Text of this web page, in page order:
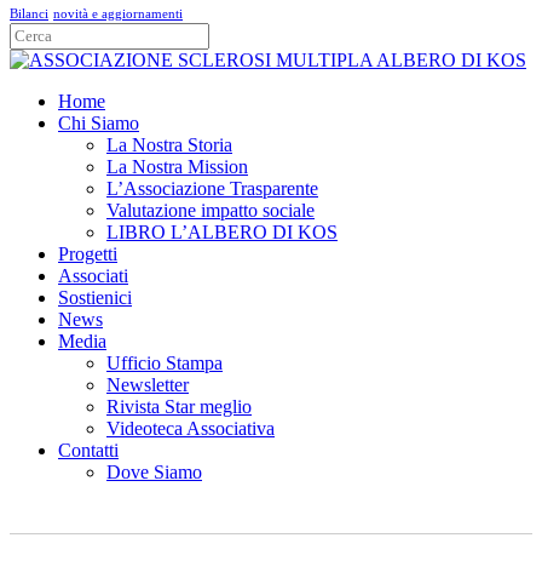
Bilanci novità e aggiornamenti
Home
Chi Siamo
La Nostra Storia
La Nostra Mission
L’Associazione Trasparente
Valutazione impatto sociale
LIBRO L’ALBERO DI KOS
Progetti
Associati
Sostienici
News
Media
Ufficio Stampa
Newsletter
Rivista Star meglio
Videoteca Associativa
Contatti
Dove Siamo